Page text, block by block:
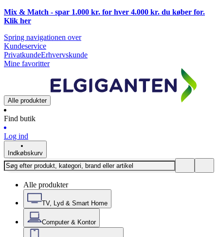
Mix & Match - spar 1.000 kr. for hver 4.000 kr. du køber for.
Klik her
Spring navigationen over
Kundeservice
PrivatkundeErhvervskunde
Mine favoritter
Alle produkter
Find butik
Log ind
Indkøbskurv
Alle produkter
TV, Lyd & Smart Home
Computer & Kontor